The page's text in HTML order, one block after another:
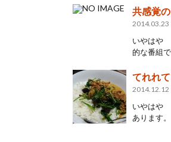
共感覚
2014.03.23
いやはや
的な番組
てれれ
2014.12.12
いやはや
あります